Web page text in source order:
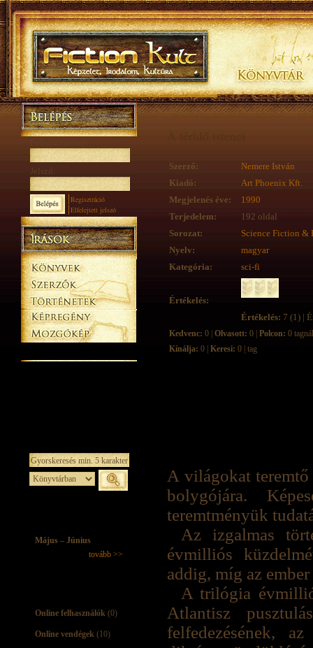
Jelszó:
Regisztráció
Elfelejtett jelszó
Május – Június
tovább >>
Online felhasználók (0)
Online vendégek (10)
A téridő istenei
Szerző:
Nemere István
Kiadó:
Art Phoenix Kft.
Megjelenés éve:
1990
Terjedelem:
192 oldal
Sorozat:
Science Fiction &
Nyelv:
magyar
Kategória:
sci-fi
Értékelés:
Értékelés: 7 (1) |
Kedvenc: 0 | Olvasott: 0 | Polcon: 0 tagnál
Kínálja: 0 | Keresi: 0 | tag
A világokat
bolygójára.
teremtményük
Az izgalmas
évmilliós
addig, míg az
A trilógia
Atlantisz
felfedezésének,